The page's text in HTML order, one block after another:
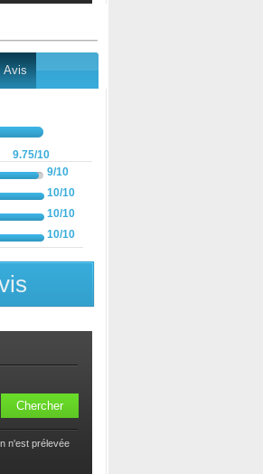
Avis
9.75/10
9/10
10/10
10/10
10/10
n'est prélevée